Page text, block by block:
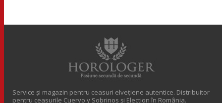
Service și magazin pentru ceasuri elveţiene autentice. Distribuitor
pentru ceasurile Cuervo y Sobrinos și Election în România.